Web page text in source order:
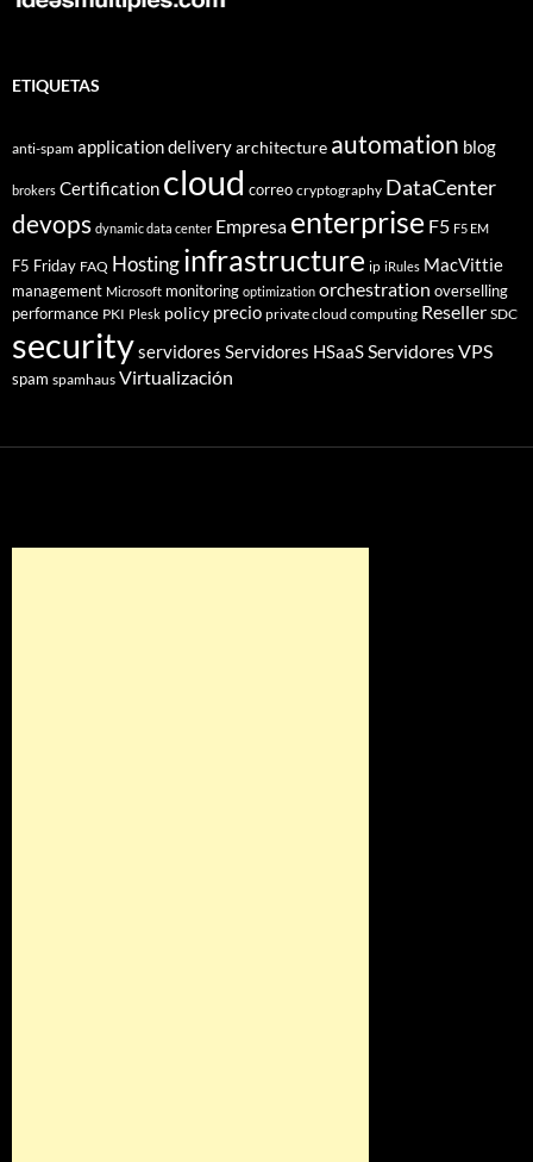
ETIQUETAS
anti-spam application deliveryarchitecture automation blog
brokers Certification cloud correo cryptography DataCenter
devops dynamic data center Empresa enterprise F5 F5 EM
F5 Friday FAQ Hostinginfrastructure ip iRules MacVittie
management Microsoft monitoring optimization orchestration overselling
performance PKI Plesk policy precio private cloud computing Reseller SDC
securityservidores Servidores HSaaSServidores VPS
spam spamhaus Virtualización